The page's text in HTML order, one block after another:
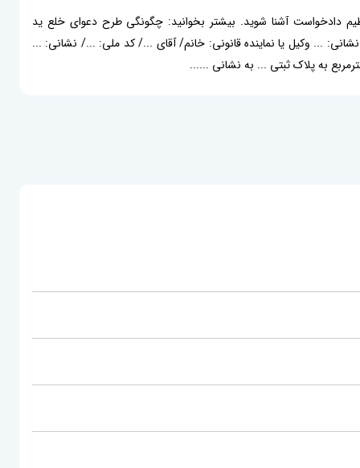
دادخواست آشنا شوید. بیشتر بخوانید: چگونگی طرح دعوای خلع ید
... وکیل یا نماینده قانونی: خانم/ آقای .../ کد ملی: .../ نشانی: ...